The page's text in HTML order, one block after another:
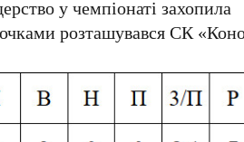
у чемпіонаті захопила
розташувався СК